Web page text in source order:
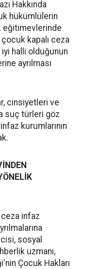
Hakkında
hükümlülerin
eğitimevlerinde
kapalı ceza
iyi halli olduğunun
ayrılması
cinsiyetleri ve
suç türleri göz
kurumlarının
infaz
sosyal
uzmanı,
Çocuk Hakları